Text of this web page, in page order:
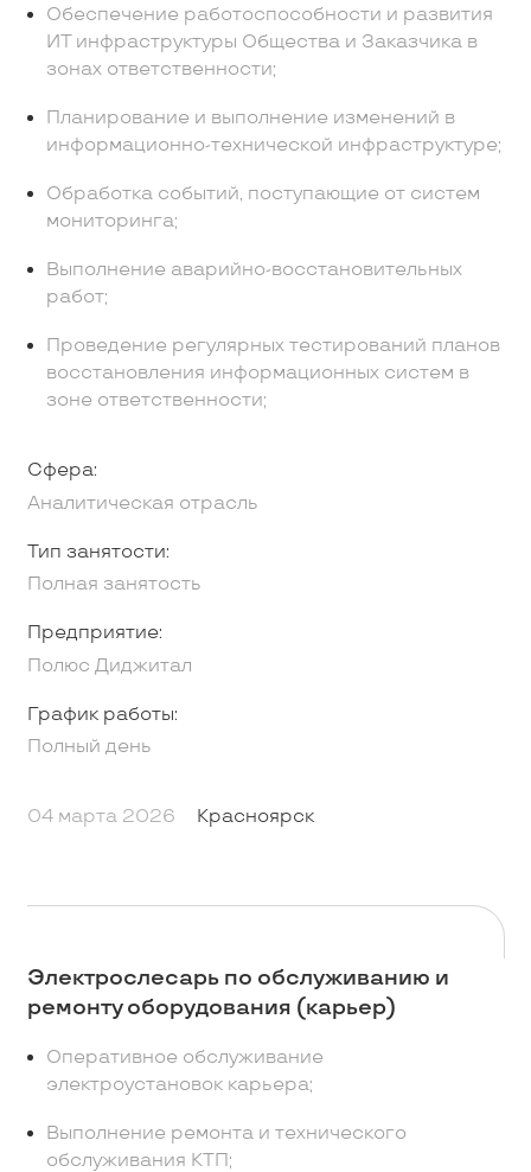
Обеспечение работоспособности и развития
ИТ инфраструктуры Общества и Заказчика в
зонах ответственности;
Планирование и выполнение изменений в
информационно-технической инфраструктуре;
Обработка событий, поступающие от систем
мониторинга;
Выполнение аварийно-восстановительных
работ;
Проведение регулярных тестирований планов
восстановления информационных систем в
зоне ответственности;
Сфера:
Аналитическая отрасль
Тип занятости:
Полная занятость
Предприятие:
Полюс Диджитал
График работы:
Полный день
04 марта 2026 Красноярск
Электрослесарь по обслуживанию и
ремонту оборудования (карьер)
Оперативное обслуживание
электроустановок карьера;
Выполнение ремонта и технического
обслуживания КТП;